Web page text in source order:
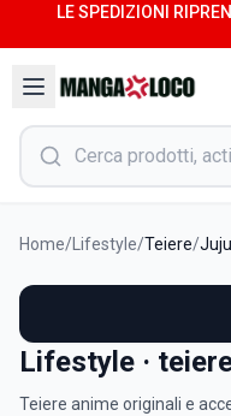
LE SPEDIZIONI
Home/ Lifestyle/Teiere/
Lifestyle ·
Teiere anime originali e